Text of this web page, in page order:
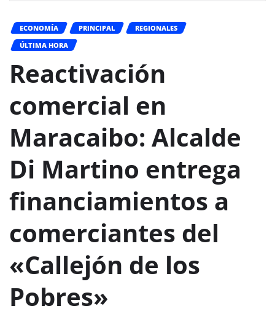
ECONOMÍA PRINCIPAL
REGIONALES
ÚLTIMA HORA
Reactivación
comercial en
Maracaibo: Alcalde
Di Martino entrega
financiamientos a
comerciantes del
«Callejón de los
Pobres»